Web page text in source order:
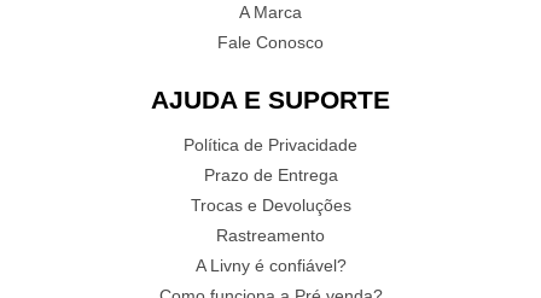
A Marca
Fale Conosco
AJUDA E SUPORTE
Política de Privacidade
Prazo de Entrega
Trocas e Devoluções
Rastreamento
A Livny é confiável?